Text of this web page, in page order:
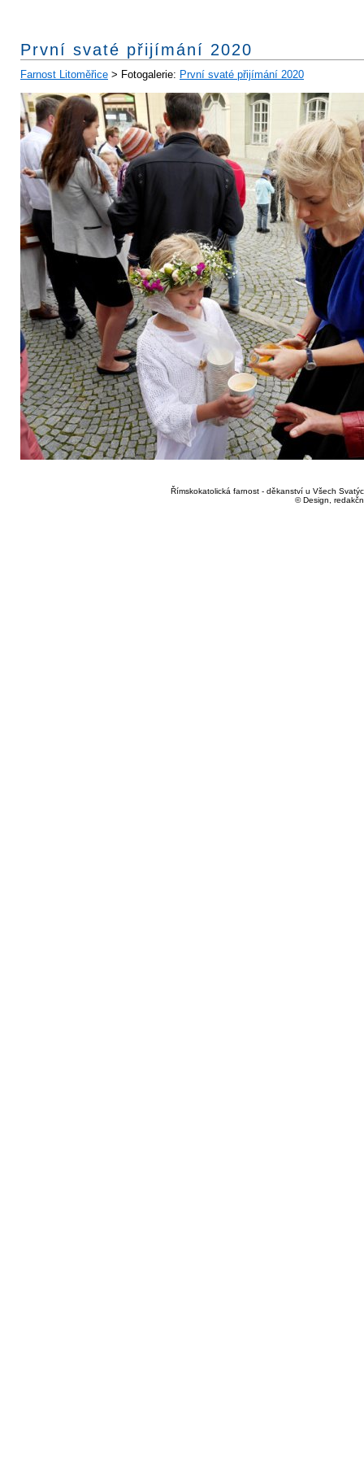
První svaté přijímání 2020
Farnost Litoměřice > Fotogalerie: První svaté přijímání 2020
Římskokatolická farnost - děkanství u Všech
© Design,